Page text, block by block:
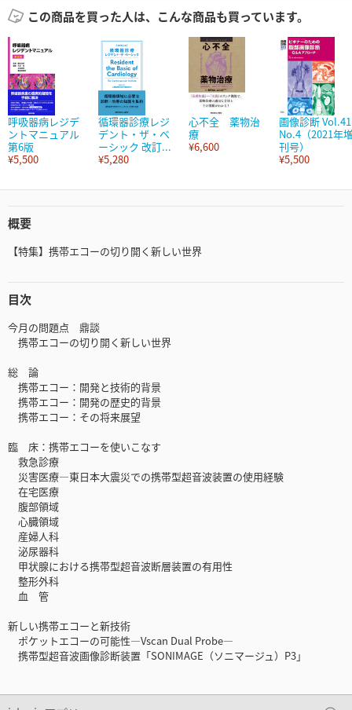
この商品を買った人は、こんな商品も買っています。
呼吸器病レジデ
ントマニュアル
第6版
¥5,500
循環器診療レジ
デント・ザ・ベ
ーシック 改訂...
¥5,280
心不全 薬物治
療
¥6,600
画像診断 Vol.41
No.4（2021年
刊号）
¥5,500
概要
【特集】携帯エコーの切り開く新しい世界
目次
今月の問題点 鼎談
携帯エコーの切り開く新しい世界
総 論
携帯エコー：開発と技術的背景
携帯エコー：開発の歴史的背景
携帯エコー：その将来展望
臨 床：携帯エコーを使いこなす
救急診療
災害医療―東日本大震災での携帯型超音波装置の使用経験
在宅医療
腹部領域
心臓領域
産婦人科
泌尿器科
甲状腺における携帯型超音波断層装置の有用性
整形外科
血 管
新しい携帯エコーと新技術
ポケットエコーの可能性―Vscan Dual Probe―
携帯型超音波画像診断装置「SONIMAGE（ソニマージュ）P3」